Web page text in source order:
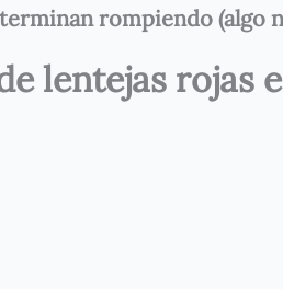
rompiendo (algo
lentejas rojas